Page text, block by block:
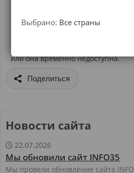
или она временно недоступна.
Поделиться
Новости сайта
 22.07.2026
Мы обновили сайт INFO35
Мы провели обновление сайта
Выбрано: Все страны